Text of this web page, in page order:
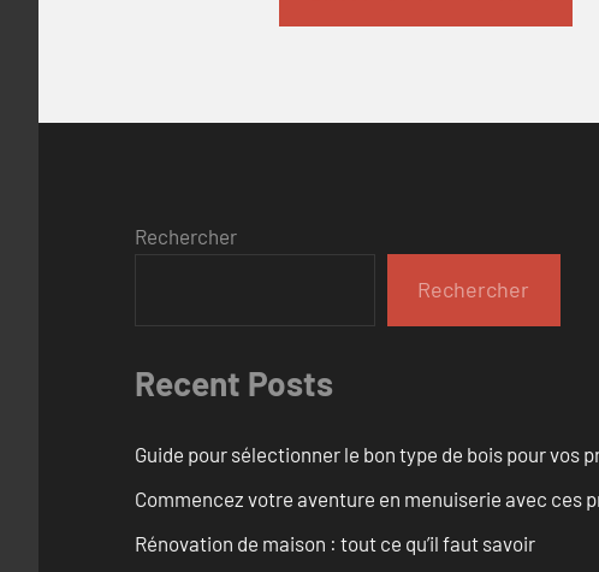
Rechercher
Rechercher
Recent Posts
Guide pour sélectionner le bon type de bois pour vos
Commencez votre aventure en menuiserie avec ces
Rénovation de maison : tout ce qu’il faut savoir